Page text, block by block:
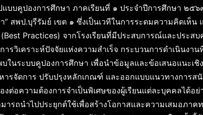
แบบคูปองการศึกษา ภาคเรียนที่ ๑ ประจำปีการศึกษา ๒๕
” สพป.บุรีรัมย์ เขต ๑ ซึ่งเป็นเวทีในการระดมความคิดเห็น
Practices) จากโรงเรียนที่มีประสบการณ์และประสบ
ารวิเคราะห์ปัจจัยแห่งความสำเร็จ กระบวนการดำเนินงา
นระบบคูปองการศึกษา เพื่อนำข้อมูลและข้อเสนอแนะเชิ
ารจัดการ ปรับปรุงหลักเกณฑ์ และออกแบบแนวทางการส
ต่อความต้องการจำเป็นพิเศษของผู้เรียนแต่ละบุคคลได้อย่
ารถนำไปประยุกต์ใช้เพื่อสร้างโอกาสและความเสมอภาค